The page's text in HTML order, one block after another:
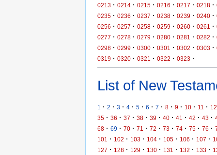
0213 · 0214 · 0215 · 0216 · 0217 · 0218 ·
0235 · 0236 · 0237 · 0238 · 0239 · 0240 ·
0256 · 0257 · 0258 · 0259 · 0260 · 0261 ·
0277 · 0278 · 0279 · 0280 · 0281 · 0282 ·
0298 · 0299 · 0300 · 0301 · 0302 · 0303 ·
0319 · 0320 · 0321 · 0322 · 0323 ·
List of New
1 · 2 · 3 · 4 · 5 · 6 · 7 · 8 · 9 · 10 · 11 · 12
35 · 36 · 37 · 38 · 39 · 40 · 41 · 42 · 43 ·
68 · 69 · 70 · 71 · 72 · 73 · 74 · 75 · 76 ·
101
· 102 · 103 · 104 · 105 · 106 · 107 ·
127 · 128 · 129 · 130 · 131 · 132 · 133 ·